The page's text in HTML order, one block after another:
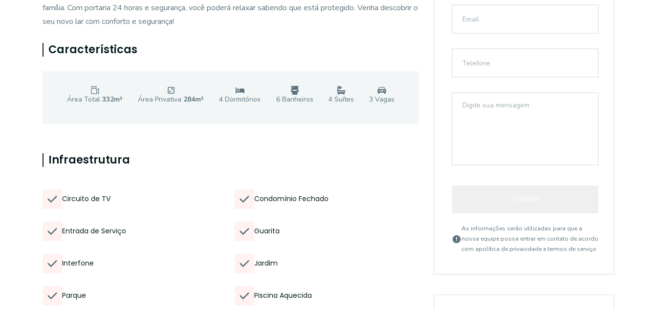
família. Com portaria 24 horas e segurança, você poderá relaxar sabendo que está protegido. Venha descobrir o
seu novo lar com conforto e segurança!
Características
Área Total 332m² Área Privativa 284m² 4 Dormitórios 6Banheiros 4Suítes 3 Vagas
Infraestrutura
Circuito de TV Condomínio Fechado
Entrada de Serviço Guarita
Interfone Jardim
Parque Piscina Aquecida
As informações serão utilizadas para que a
nossa equipe possa entrar em contato de acordo
com apolítica de privacidade e termos de serviço